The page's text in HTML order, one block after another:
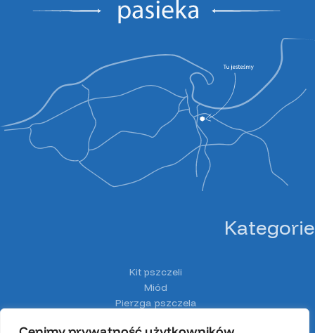
Kategorie
Kit pszczeli
Miód
Pierzga pszczela